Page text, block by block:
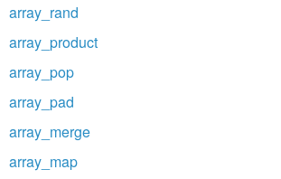
array_rand
array_product
array_pop
array_pad
array_merge
array_map